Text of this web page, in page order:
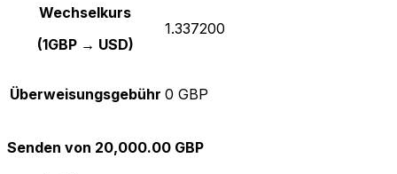
Wechselkurs
(1GBP → USD)
1.337200
Überweisungsgebühr 0 GBP
Senden von 20,000.00 GBP